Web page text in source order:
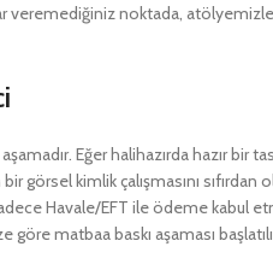
noktada,
Eğer halihazırda hazır
görsel kimlik çalışmasını
Havale/EFT ile ödeme kabul
matbaa baskı aşaması